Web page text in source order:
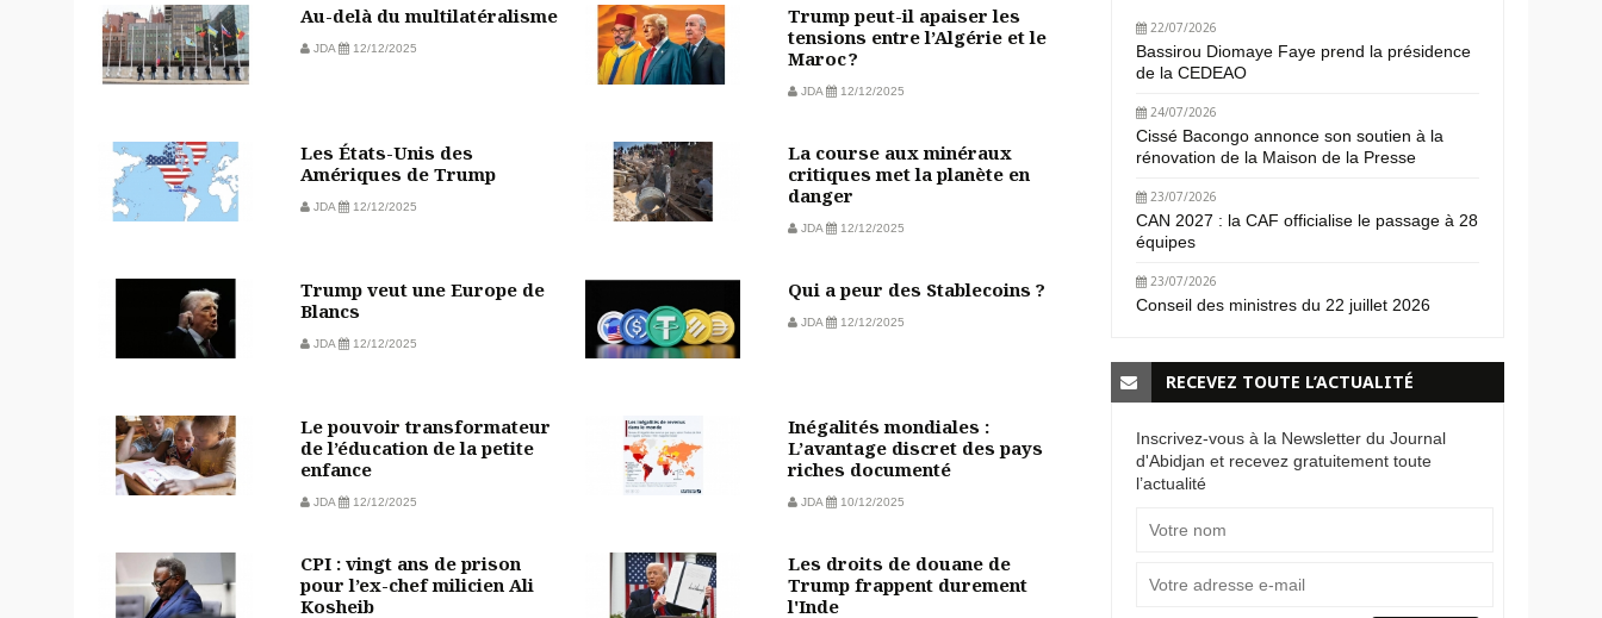
Au-delà du multilatéralisme
JDA 12/12/2025
Trump peut-il apaiser les
tensions entre l’Algérie et le
Maroc ?
JDA 12/12/2025
Les États-Unis des
Amériques de Trump
JDA 12/12/2025
La course aux minéraux
critiques met la planète en
danger
JDA 12/12/2025
Trump veut une Europe de
Blancs
JDA 12/12/2025
Qui a peur des Stablecoins ?
JDA 12/12/2025
Le pouvoir transformateur
de l’éducation de la petite
enfance
JDA 12/12/2025
Inégalités mondiales :
L’avantage discret des pays
riches documenté
JDA 10/12/2025
CPI : vingt ans de prison
pour l’ex-chef milicien Ali
Kosheib
Les droits de douane de
Trump frappent durement
l'Inde
22/07/2026
Bassirou Diomaye Faye prend la présidence
de la CEDEAO
24/07/2026
Cissé Bacongo annonce son soutien à la
rénovation de la Maison de la Presse
23/07/2026
CAN 2027 : la CAF officialise le passage à 28
équipes
23/07/2026
Conseil des ministres du 22 juillet 2026
RECEVEZ TOUTE L’ACTUALITÉ
Inscrivez-vous à la Newsletter du Journal
d'Abidjan et recevez gratuitement toute
l’actualité